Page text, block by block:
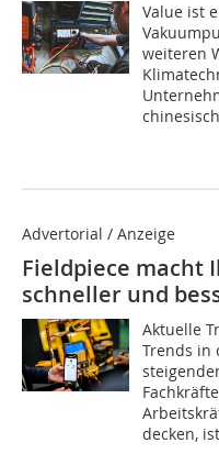
Value ist
weiteren
Advertorial / Anzeige
Fieldpiece macht
schneller und
Aktuelle
Trends in
decken,